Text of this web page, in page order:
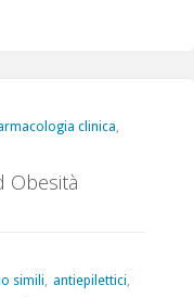
clinica,
Obesità
simili, antiepilettici,